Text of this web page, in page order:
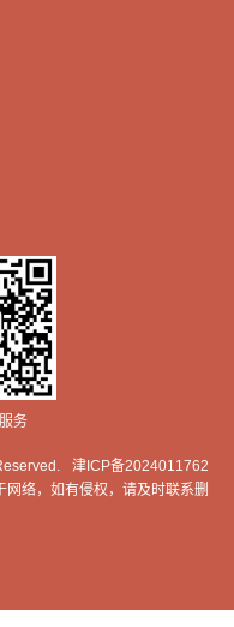
务
津ICP备2024011762
络，如有侵权，请及时联系删